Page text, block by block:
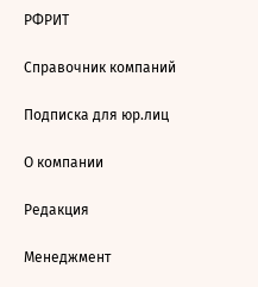
РФРИТ
Справочник компаний
Подписка для юр.лиц
О компании
Редакция
Менеджмент